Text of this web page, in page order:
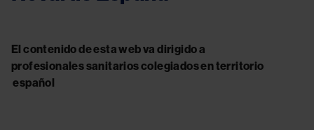
El contenido de esta web va dirigido a
profesionales sanitarios colegiados en territorio
español